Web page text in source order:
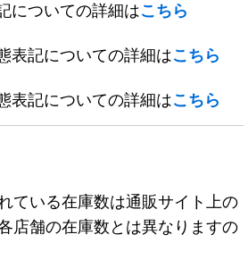
についての詳細はこちら
表記についての詳細はこちら
表記についての詳細はこちら
ている在庫数は通販サイト上の
店舗の在庫数とは異なりますの